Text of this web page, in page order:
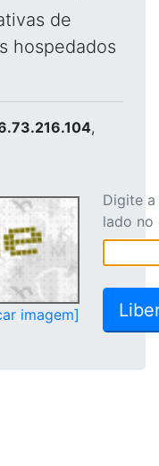
de
hospedados
,
imagem]
Digite
lado no